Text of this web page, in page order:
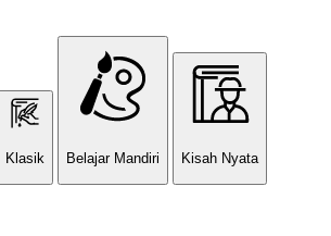
Klasik Belajar Mandiri Kisah Nyata